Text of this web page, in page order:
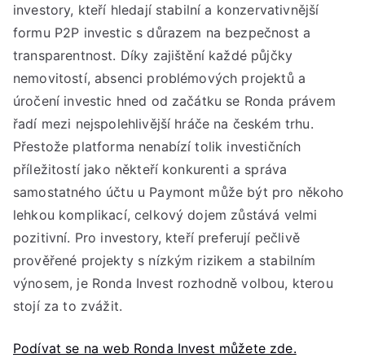
investory, kteří hledají stabilní a konzervativnější
formu P2P investic s důrazem na bezpečnost a
transparentnost. Díky zajištění každé půjčky
nemovitostí, absenci problémových projektů a
úročení investic hned od začátku se Ronda právem
řadí mezi nejspolehlivější hráče na českém trhu.
Přestože platforma nenabízí tolik investičních
příležitostí jako někteří konkurenti a správa
samostatného účtu u Paymont může být pro někoho
lehkou komplikací, celkový dojem zůstává velmi
pozitivní. Pro investory, kteří preferují pečlivě
prověřené projekty s nízkým rizikem a stabilním
výnosem, je Ronda Invest rozhodně volbou, kterou
stojí za to zvážit.
Podívat se na web Ronda Invest můžete zde.